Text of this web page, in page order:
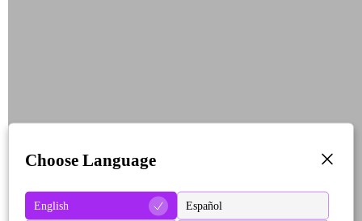
Choose Language
English Español